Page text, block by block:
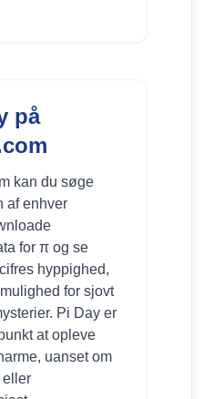
på
kan du søge
af enhver
for π og se
hyppighed,
for sjovt
Pi Day er
at opleve
uanset om